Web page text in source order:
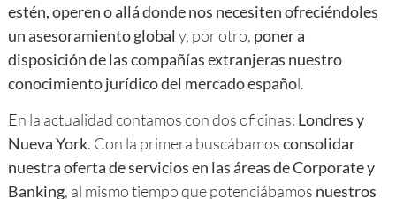
estén, operen o allá donde nos necesiten ofreciéndoles
un asesoramiento global y, por otro, poner a
disposición de las compañías extranjeras nuestro
conocimiento jurídico del mercado español.
En la actualidad contamos con dos oficinas: Londres y
Nueva York. Con la primera buscábamosconsolidar
nuestra oferta de servicios en las áreas de Corporate y
Banking, al mismo tiempo que potenciábamos nuestros